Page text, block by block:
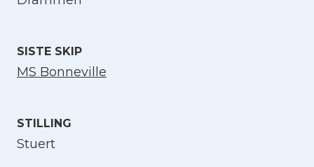
SISTE SKIP
MS Bonneville
STILLING
Stuert
Norsk bokmål